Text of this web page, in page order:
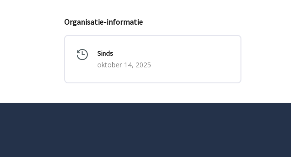
Organisatie-informatie
Sinds
oktober 14, 2025